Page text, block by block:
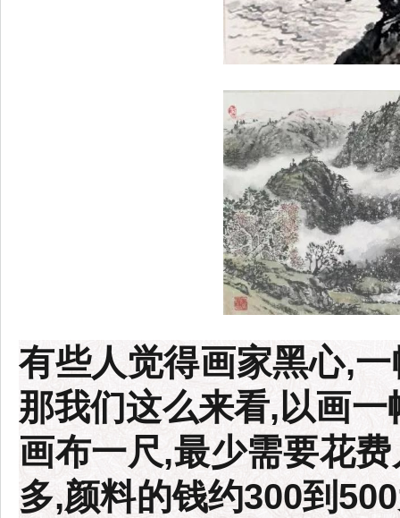
有些人觉得画家黑心,
那我们这么来看,以画
画布一尺,最少需要花
多,颜料的钱约300到